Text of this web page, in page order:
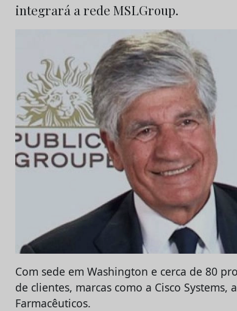
integrará a rede MSLGroup.
Com sede em Washington e cerca de 80
de clientes, marcas como a Cisco Systems,
Farmacêuticos.